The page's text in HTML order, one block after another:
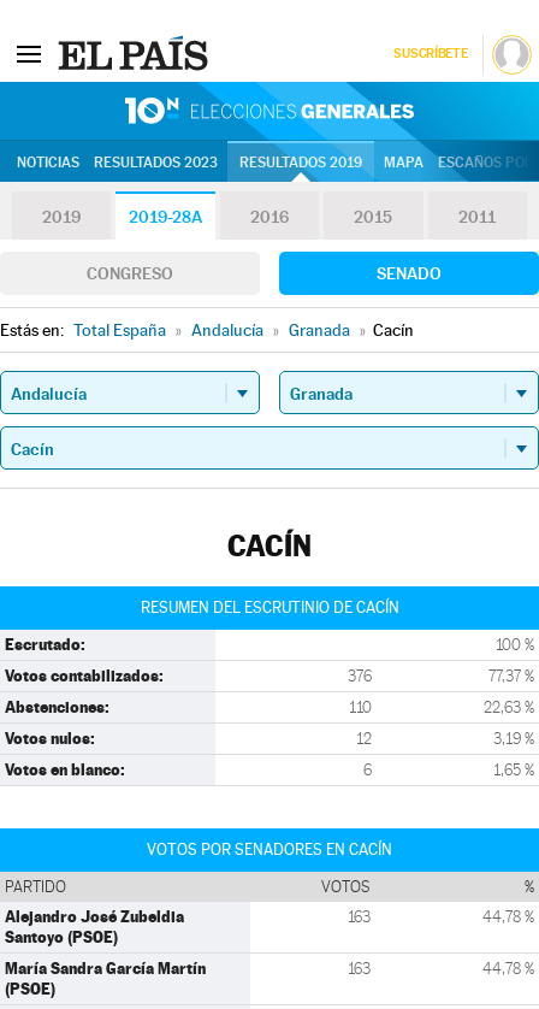
SUSCRÍBETE
NOTICIAS RESULTADOS 2023 RESULTADOS 2019 MAPA ESCAÑOS
2019 2019-28A 2016 2015 2011
CONGRESO SENADO
Estás en: Total España » Andalucía » Granada » Cacín
CACÍN
RESUMEN DEL ESCRUTINIO DE CACÍN
Escrutado: 100 %
Votos contabilizados: 376 77,37 %
Abstenciones: 110 22,63 %
Votos nulos: 12 3,19 %
Votos en blanco: 6 1,65 %
VOTOS POR SENADORES EN CACÍN
PARTIDO VOTOS %
Alejandro José Zubeldia
Santoyo (PSOE)
163 44,78 %
María Sandra García Martín
(PSOE)
163 44,78 %